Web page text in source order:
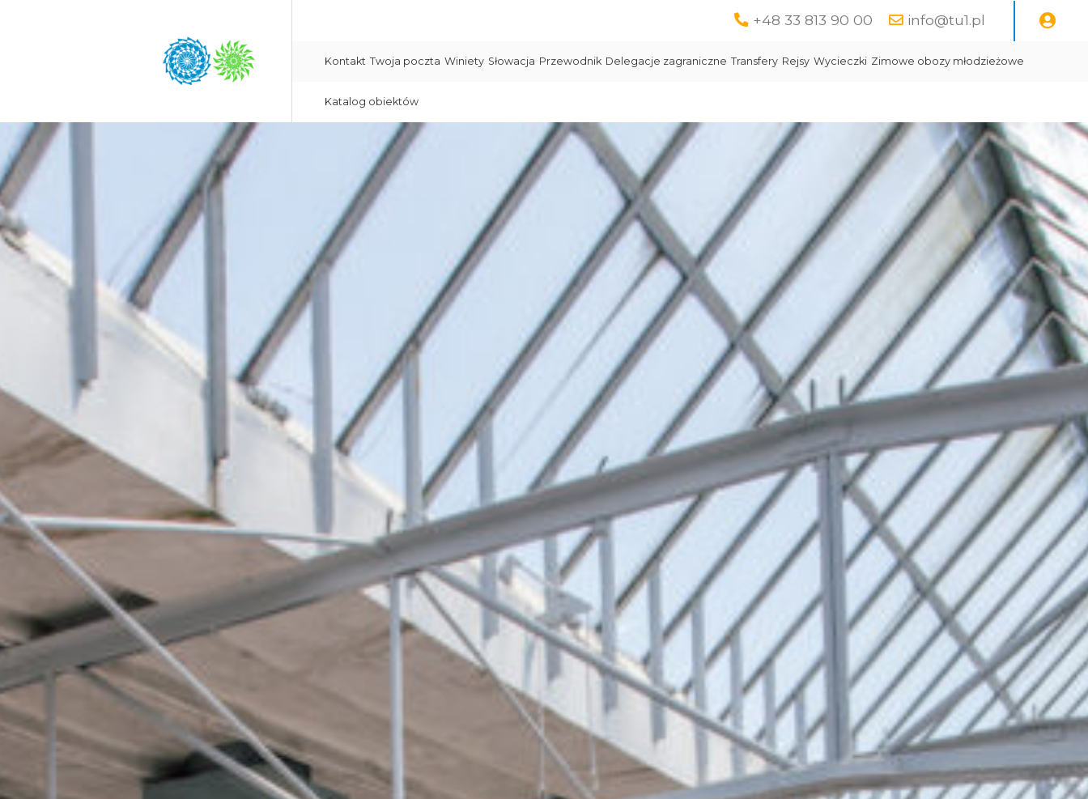
+48 33 813 90 00 info@tu1.pl
Kontakt Twoja poczta Winiety Słowacja Przewodnik Delegacje zagraniczne Transfery Rejsy Wycieczki Zimowe obozy młodzieżowe
Katalog obiektów